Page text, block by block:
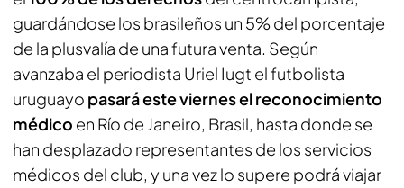
guardándose los brasileños un 5% del porcentaje
de la plusvalía de una futura venta. Según
avanzaba el periodista Uriel Iugt el futbolista
uruguayo pasará este viernes el reconocimiento
médico en Río de Janeiro, Brasil, hasta donde se
han desplazado representantes de los servicios
médicos del club, y una vez lo supere podrá viajar